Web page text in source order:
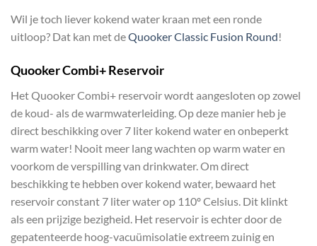
Wil je toch liever kokend water kraan met een ronde
uitloop? Dat kan met deQuooker Classic Fusion Round!
QuookerCombi+ Reservoir
Het Quooker Combi+ reservoir wordt aangesloten op zowel
de koud- als de warmwaterleiding. Op deze manier heb je
direct beschikking over 7 liter kokend water en onbeperkt
warm water! Nooit meer lang wachten op warm water en
voorkom de verspilling van drinkwater. Om direct
beschikking te hebben over kokend water, bewaard het
reservoir constant 7 liter water op 110º Celsius. Dit klinkt
als een prijzige bezigheid. Het reservoir is echter door de
gepatenteerde hoog-vacuümisolatie extreem zuinig en